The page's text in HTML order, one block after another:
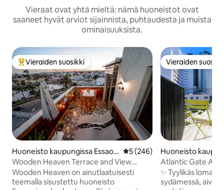
Vieraat ovat yhtä mieltä: nämä huoneistot ovat
saaneet hyvät arviot sijainnista, puhtaudesta ja muista
ominaisuuksista.
Vieraiden suosikkien parhaimmistoa
Vieraiden suosikki
Huoneisto kaupungissa Essaou
ira
Keskimääräinen arvio 5/5,
5 (246)
Wooden Heaven Terrace and View
Essaouiran keskustassa
Wooden Heaven on ainutlaatuisesti
teemalla sisustettu huoneisto
Vieraiden
Vieraiden
Huoneisto
ablanca
Atlantic Gate
✨ Tyylikäs
sydämessä, aivan